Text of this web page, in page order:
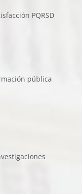
PQRSD
pública